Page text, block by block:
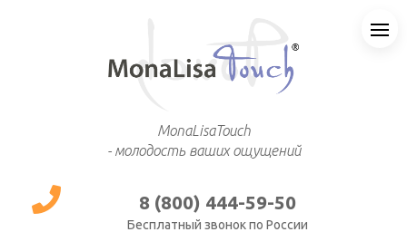
MonaLisaTouch
- молодость ваших ощущений
8 (800) 444-59-50
Бесплатный звонок по России